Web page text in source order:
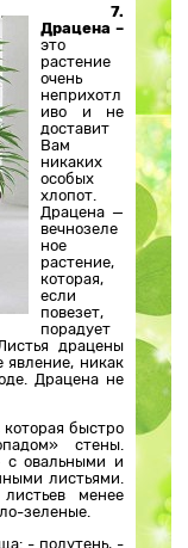
7.
Драцена –
это
растение
очень
неприхотл
иво и не
доставит
Вам
никаких
особых
хлопот.
Драцена —
вечнозеле
ное
растение,
которая,
если
повезет,
порадует
драцены
явление, никак
Драцена не
быстро
стены.
с овальными и
листьями.
менее
зеленые.
- полутень, -